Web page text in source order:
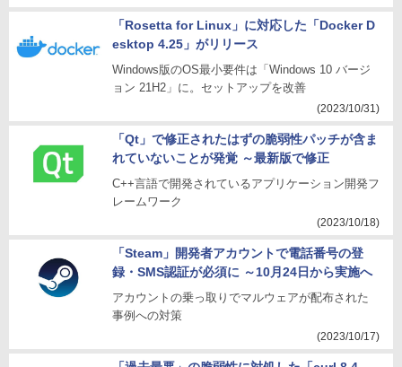
「Rosetta for Linux」に対応した「Docker D
esktop 4.25」がリリース
Windows版のOS最小要件は「Windows 10 バージ
ョン 21H2」に。セットアップを改善
(2023/10/31)
「Qt」で修正されたはずの脆弱性パッチが含ま
れていないことが発覚 ～最新版で修正
C++言語で開発されているアプリケーション開発フ
レームワーク
(2023/10/18)
「Steam」開発者アカウントで電話番号の登
録・SMS認証が必須に ～10月24日から実施へ
アカウントの乗っ取りでマルウェアが配布された
事例への対策
(2023/10/17)